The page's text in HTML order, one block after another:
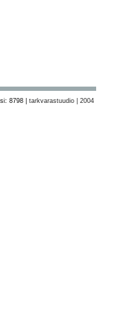
8798 | tarkvarastuudio | 2004